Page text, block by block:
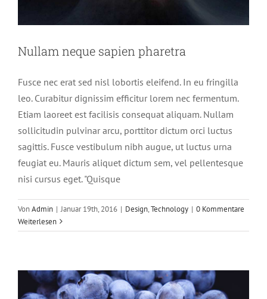
Nullam neque sapien pharetra
Fusce nec erat sed nisl lobortis eleifend. In eu fringilla
leo. Curabitur dignissim efficitur lorem nec fermentum.
Etiam laoreet est facilisis consequat aliquam. Nullam
sollicitudin pulvinar arcu, porttitor dictum orci luctus
sagittis. Fusce vestibulum nibh augue, ut luctus urna
feugiat eu. Mauris aliquet dictum sem, vel pellentesque
nisi cursus eget. "Quisque
VonAdmin | Januar 19th, 2016 | Design,Technology | 0 Kommentare
Weiterlesen
Fusce cursus dolor sit amet